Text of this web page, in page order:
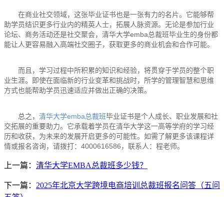
在商业社交领域，这张毕业证书也是一张有力的名片。它能够帮
助学员结识更多行业内的精英人士，拓展人脉资源。无论是参加行业
论坛、商务活动还是社交聚会，清华大学emba总裁班毕业生的身份都
能让人更容易融入高端社交圈子，获取更多的商业机会和合作可能。
而且，学习过程中所积累的知识和经验，将贯穿于学员的整个职
业生涯。即使在面临新的行业变革和挑战时，所学的管理智慧和思维
方式也能帮助学员迅速适应并做出正确的决策。
总之， 清华大学emba总裁班毕业证书是个人成长、职业发展和社
交拓展的重要助力。它承载着学员在清华大学这一高等学府的学习经
历和收获，为未来的发展开启更多的可能性。如需了解更多该课程详
情或报名咨询，请拨打：4000616586，联系人：程老师。
上一篇： 清华大学EMBA总裁班多少钱？
下一篇： 2025年北京大学跨境电商培训总裁班报名问答（五问